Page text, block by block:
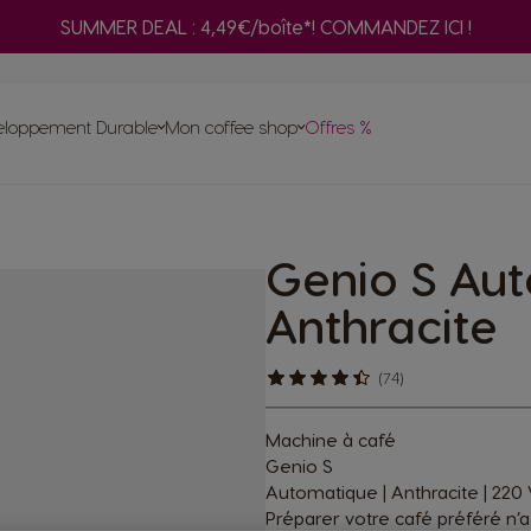
SUMMER DEAL : 4,49€/boîte*! COMMANDEZ ICI !
qui vous correspond
Adaptateur
Préparez une sélection de cafés noirs
NEO avec votre machine à café
Durable Mon coffee shop Offres %
Genio S
Anthracite
(74)
Machine à café
Genio S
Automatique | Anthracite | 220
Préparer votre café préféré